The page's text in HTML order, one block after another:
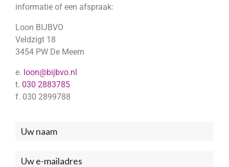
informatie of een afspraak:
Loon BIJBVO
Veldzigt 18
3454 PW De Meern
e. loon@bijbvo.nl
t. 030 2883785
f. 030 2899788
Neem